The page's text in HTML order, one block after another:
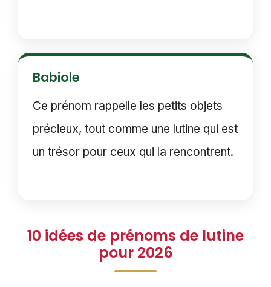
Babiole
Ce prénom rappelle les petits objets
précieux, tout comme une lutine qui est
un trésor pour ceux qui la rencontrent.
10 idées de prénoms de lutine
pour 2026